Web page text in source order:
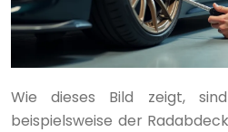
Wie dieses Bild zeigt, sind
beispielsweise der